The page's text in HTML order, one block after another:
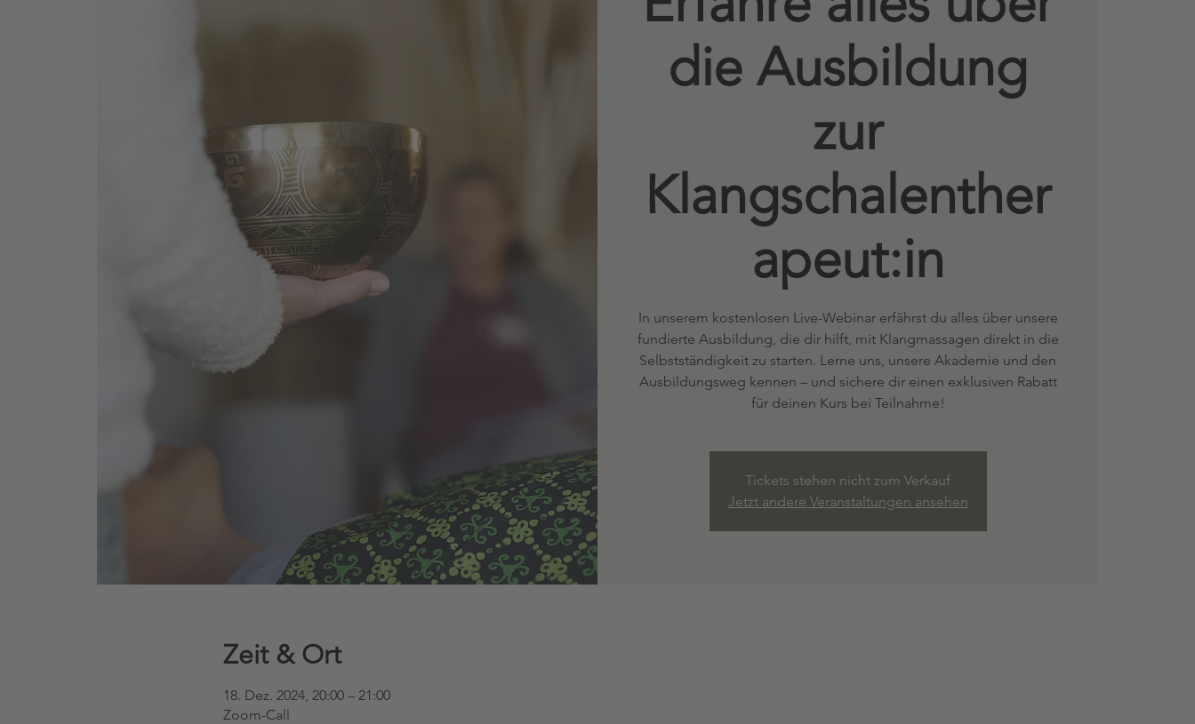
die Ausbildung
zur
Klangschalenther
apeut:in
In unserem kostenlosen Live-Webinar erfährst du alles über unsere
fundierte Ausbildung, die dir hilft, mit Klangmassagen direkt in die
Selbstständigkeit zu starten. Lerne uns, unsere Akademie und den
Ausbildungsweg kennen – und sichere dir einen exklusiven Rabatt
für deinen Kurs bei Teilnahme!
Tickets stehen nicht zum Verkauf
Jetzt andere Veranstaltungen ansehen
Zeit & Ort
18. Dez. 2024, 20:00 – 21:00
Zoom-Call